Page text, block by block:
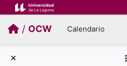
Salta al contenido principal
/ OCW Calendario
video del tema 3